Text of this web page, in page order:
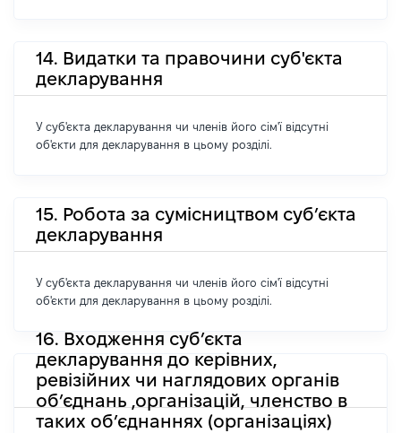
14. Видатки та правочини суб'єкта
декларування
У суб'єкта декларування чи членів його сім'ї відсутні
об'єкти для декларування в цьому розділі.
15. Робота за сумісництвом суб’єкта
декларування
У суб'єкта декларування чи членів його сім'ї відсутні
об'єкти для декларування в цьому розділі.
16. Входження суб’єкта
декларування до керівних,
ревізійних чи наглядових органів
об’єднань ,організацій, членство в
таких об’єднаннях (організаціях)